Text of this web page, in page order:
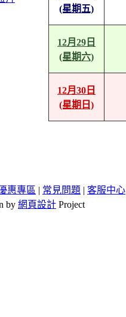
(星期五)
12月29日
(星期六)
12月30日
(星期日)
惠專區 | 常見問題 | 客服中心
by 網頁設計 Project